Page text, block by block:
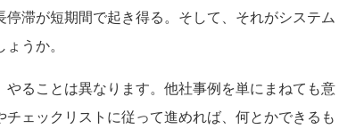
滞が短期間で起き得る。そして、それがシステム
うか。
ることは異なります。他社事例を単にまねても意
ェックリストに従って進めれば、何とかできるも